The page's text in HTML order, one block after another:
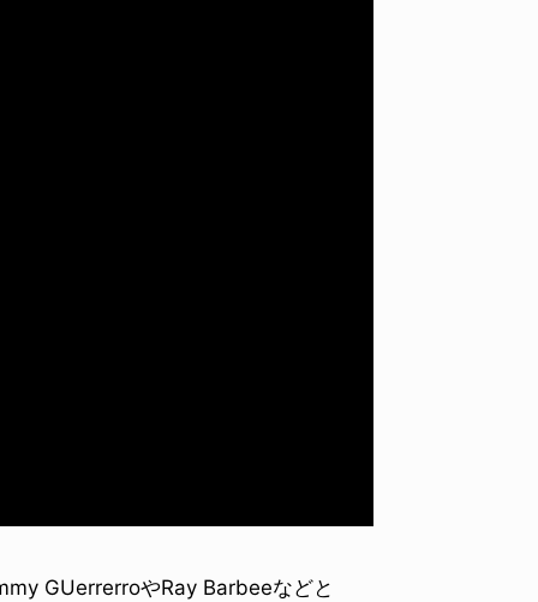
GUerrerroやRay Barbeeなどと